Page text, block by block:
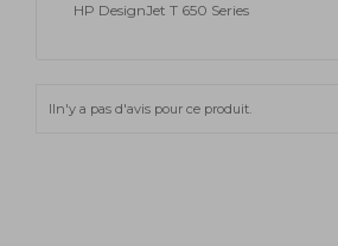
HP DesignJet T 650 Series
Iln'y a pas d'avis pour ce produit.